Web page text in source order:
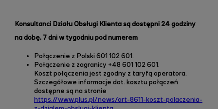
Konsultanci Działu Obsługi Klienta są dostępni 24 godziny
na dobę, 7 dni w tygodniu pod numerem
Połączenie z Polski 601 102 601.
Połączenie z zagranicy +48 601 102 601.
Koszt połączenia jest zgodny z taryfą operatora.
Szczegółowe informacje dot. kosztu połączeń
dostępne są na stronie
https://www.plus.pl/news/art-8611-koszt-polaczenia-